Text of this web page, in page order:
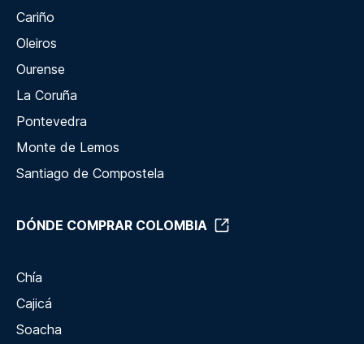
Cariño
Oleiros
Ourense
La Coruña
Pontevedra
Monte de Lemos
Santiago de Compostela
DÓNDE COMPRAR COLOMBIA
Chía
Cajicá
Soacha